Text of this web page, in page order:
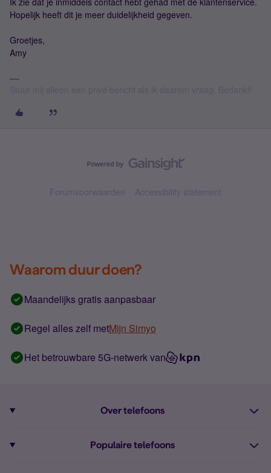
Hopelijk heeft dit je meer duidelijkheid gegeven.
Groetjes,
Amy
Forumvoorwaarden Accessibility statement
Waarom duur doen?
Maandelijks gratis aanpasbaar
Regel alles zelf metMijn Simyo
Het betrouwbare 5G-netwerk van
Over telefoons
Populaire telefoons